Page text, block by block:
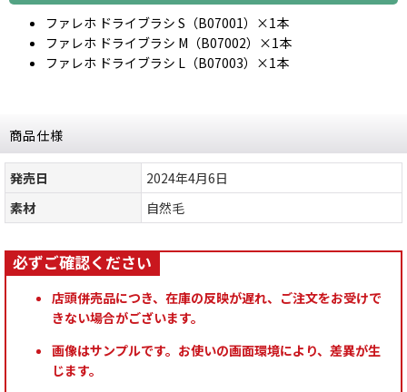
ファレホ ドライブラシ S（B07001）×1本
ファレホ ドライブラシ M（B07002）×1本
ファレホ ドライブラシ L（B07003）×1本
商品仕様
発売日
2024年4月6日
素材
自然毛
店頭併売品につき、在庫の反映が遅れ、ご注文をお受けで
きない場合がございます。
画像はサンプルです。お使いの画面環境により、差異が生
じます。